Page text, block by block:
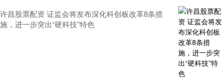
许昌股票配资 证监会将发布深化科创板改革8条措
施，进一步突出“硬科技”特色